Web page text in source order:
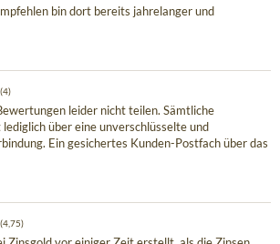
bin dort bereits jahrelanger und
(4)
leider nicht teilen. Sämtliche
über eine unverschlüsselte und
Ein gesichertes Kunden-Postfach über das
(4,75)